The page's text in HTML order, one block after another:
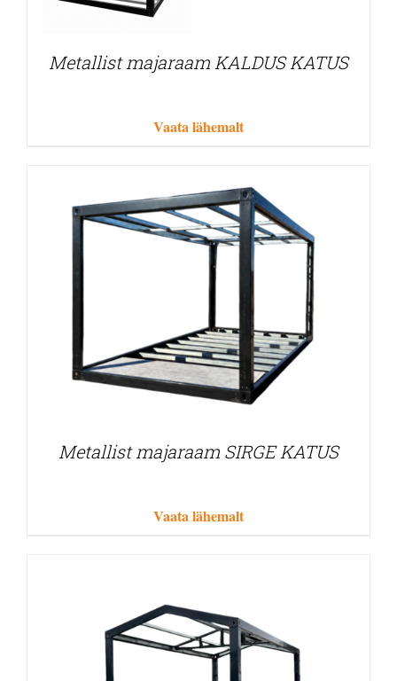
Metallist majaraam KALDUS KATUS
Vaata lähemalt
Metallist majaraam SIRGE KATUS
Vaata lähemalt